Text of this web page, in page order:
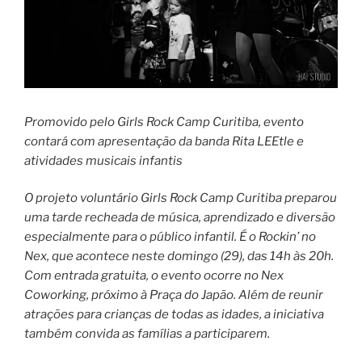
Promovido pelo Girls Rock Camp Curitiba, evento
contará com apresentação da banda Rita LEEtle e
atividades musicais infantis
O projeto voluntário Girls Rock Camp Curitiba preparou
uma tarde recheada de música, aprendizado e diversão
especialmente para o público infantil. É o Rockin’ no
Nex, que acontece neste domingo (29), das 14h às 20h.
Com entrada gratuita, o evento ocorre no Nex
Coworking, próximo à Praça do Japão. Além de reunir
atrações para crianças de todas as idades, a iniciativa
também convida as famílias a participarem.